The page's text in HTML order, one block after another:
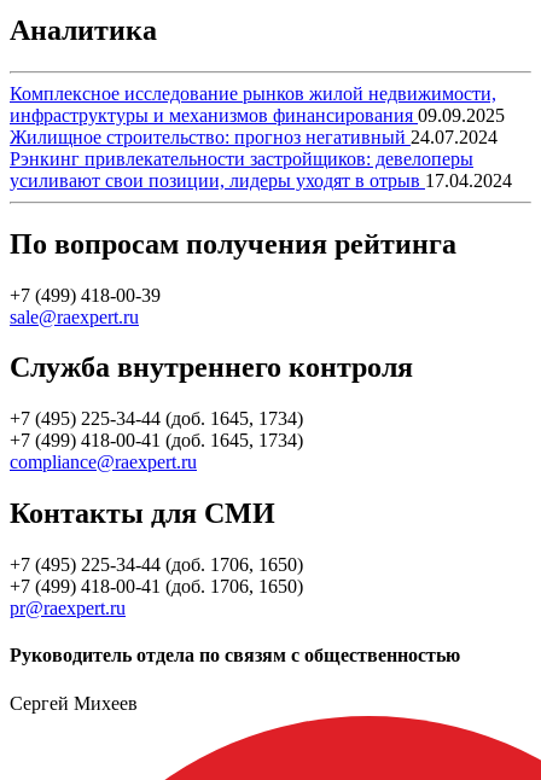
Аналитика
Комплексное исследование рынков жилой недвижимости,
инфраструктуры и механизмов финансирования 09.09.2025
Жилищное строительство: прогноз негативный 24.07.2024
Рэнкинг привлекательности застройщиков: девелоперы
усиливают свои позиции, лидеры уходят в отрыв 17.04.2024
По вопросам получения рейтинга
+7 (499) 418-00-39
sale@raexpert.ru
Служба внутреннего контроля
+7 (495) 225-34-44 (доб. 1645, 1734)
+7 (499) 418-00-41 (доб. 1645, 1734)
compliance@raexpert.ru
Контакты для СМИ
+7 (495) 225-34-44 (доб. 1706, 1650)
+7 (499) 418-00-41 (доб. 1706, 1650)
pr@raexpert.ru
Руководитель отдела по связям с общественностью
Сергей Михеев